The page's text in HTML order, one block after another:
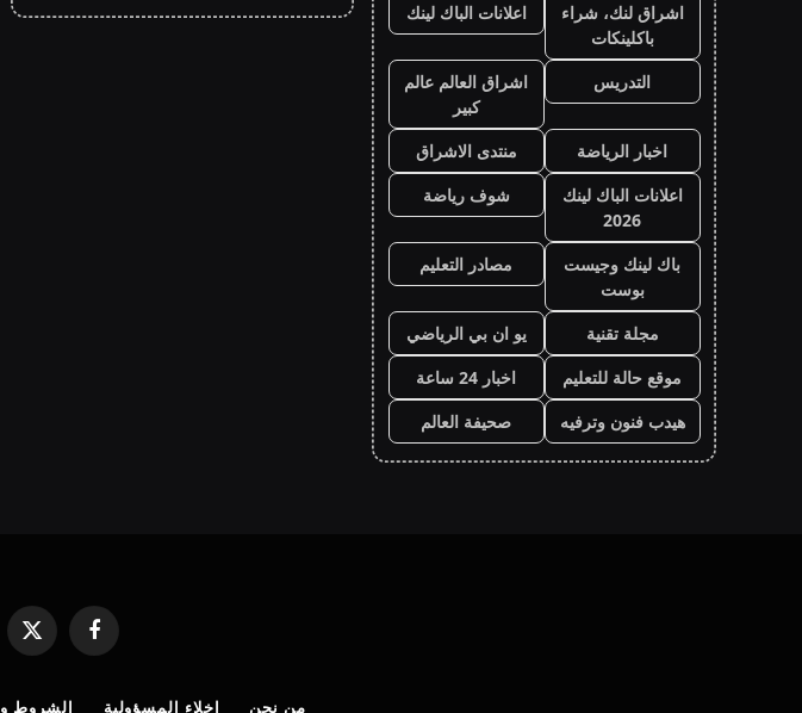
اشراق لنك، شراء
باكلينكات
اعلانات الباك لينك
التدريس
اشراق العالم عالم
كبير
اخبار الرياضة
منتدى الاشراق
اعلانات الباك لينك
2026
شوف رياضة
باك لينك وجيست
بوست
مصادر التعليم
مجلة تقنية
يو ان بي الرياضي
موقع حالة للتعليم
اخبار 24 ساعة
هيدب فنون وترفيه
صحيفة العالم
فيسبوك
X
من نحن إخلاء المسؤولية الشروط